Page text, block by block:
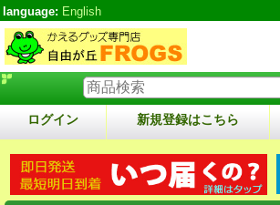
language: English
ログイン 新規登録はこちら